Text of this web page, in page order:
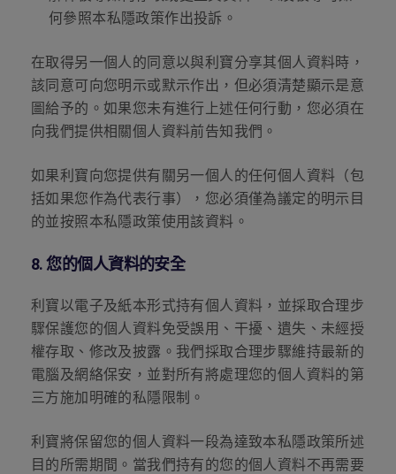
何參照本私隱政策作出投訴。
在取得另一個人的同意以與利寶分享其個人資料時，
該同意可向您明示或默示作出，但必須清楚顯示是意
圖給予的。如果您未有進行上述任何行動，您必須在
向我們提供相關個人資料前告知我們。
如果利寶向您提供有關另一個人的任何個人資料（包
括如果您作為代表行事），您必須僅為議定的明示目
的並按照本私隱政策使用該資料。
8.您的個人資料的安全
利寶以電子及紙本形式持有個人資料，並採取合理步
驟保護您的個人資料免受誤用、干擾、遺失、未經授
權存取、修改及披露。我們採取合理步驟維持最新的
電腦及網絡保安，並對所有將處理您的個人資料的第
三方施加明確的私隱限制。
利寶將保留您的個人資料一段為達致本私隱政策所述
目的所需期間。當我們持有的您的個人資料不再需要